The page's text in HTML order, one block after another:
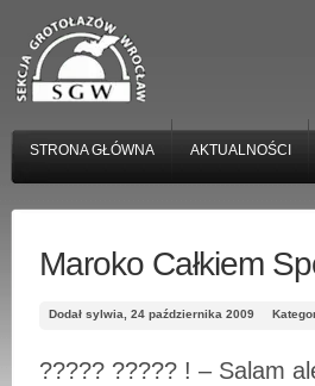
STRONA GŁÓWNA AKTUALNOŚCI
Maroko Całkiem
Dodał sylwia, 24 października 2009
????? ????? ! – Salam